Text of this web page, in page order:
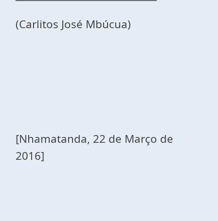
(Carlitos José Mbúcua)
[Nhamatanda, 22 de Março de
2016]